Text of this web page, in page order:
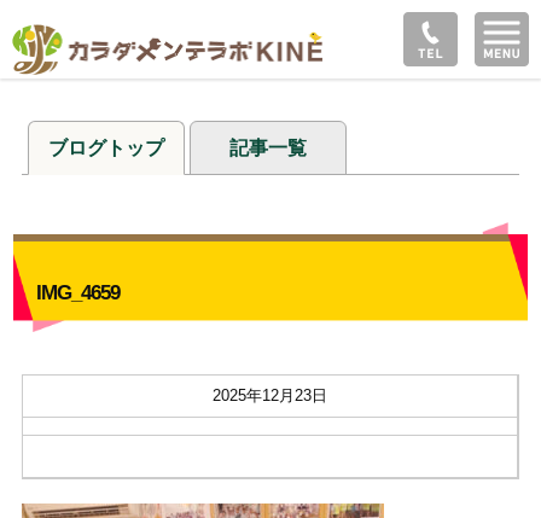
ブログトップ 記事一覧
IMG_4659
2025年12月23日